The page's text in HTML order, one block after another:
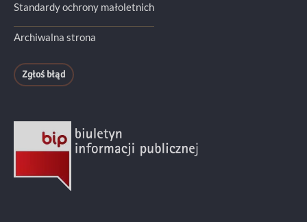
Standardy ochrony małoletnich
Archiwalna strona
Zgłoś błąd